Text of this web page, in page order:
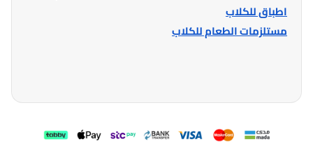
اطباق للكلاب
مستلزمات الطعام للكلاب